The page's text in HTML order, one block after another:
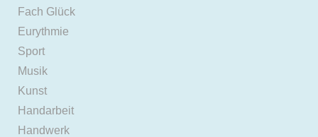
Fach Glück
Eurythmie
Sport
Musik
Kunst
Handarbeit
Handwerk